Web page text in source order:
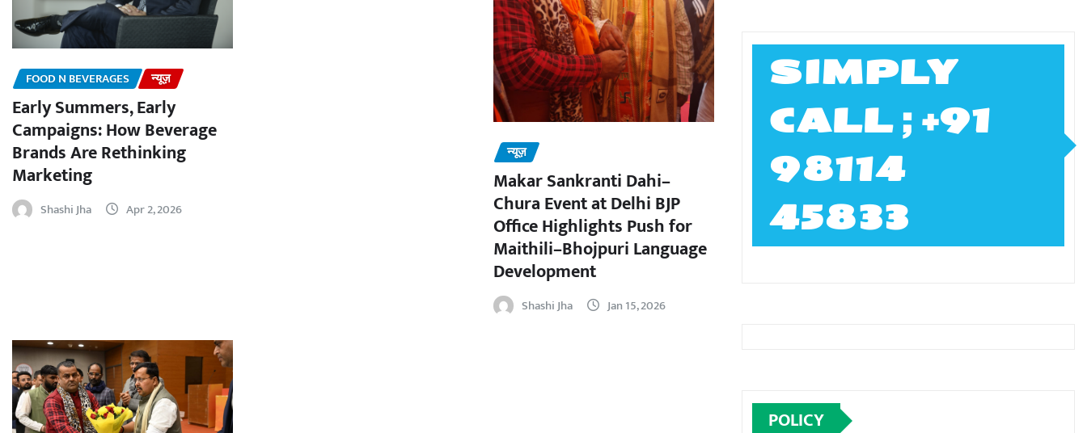
FOOD N BEVERAGES न्यूज़
Early Summers, Early
Campaigns: How Beverage
Brands Are Rethinking
Marketing
Shashi Jha Apr 2, 2026
न्यूज़
Makar Sankranti Dahi–
Chura Event at Delhi BJP
Office Highlights Push for
Maithili–Bhojpuri Language
Development
Shashi Jha Jan 15, 2026
SIMPLY
CALL ; +91
98114
45833
POLICY